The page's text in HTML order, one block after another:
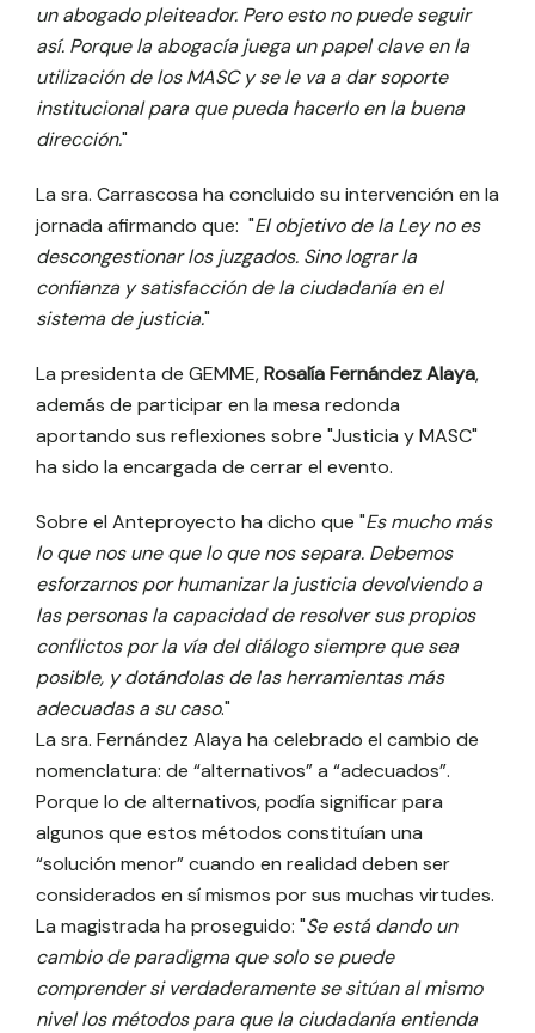
un abogado pleiteador. Pero esto no puede seguir
así. Porque la abogacía juega un papel clave en la
utilización de los MASC y se le va a dar soporte
institucional para que pueda hacerlo en la buena
dirección."
La sra. Carrascosa ha concluido su intervención en la
jornada afirmando que: "El objetivo de la Ley no es
descongestionar los juzgados. Sino lograr la
confianza y satisfacción de la ciudadanía en el
sistema de justicia."
La presidenta de GEMME,Rosalía Fernández Alaya,
además de participar en la mesa redonda
aportando sus reflexiones sobre "Justicia y MASC"
ha sido la encargada de cerrar el evento.
Sobre el Anteproyecto ha dicho que "Es mucho más
lo que nos une que lo que nos separa. Debemos
esforzarnos por humanizar la justicia devolviendo a
las personas la capacidad de resolver sus propios
conflictos por la vía del diálogo siempre que sea
posible, y dotándolas de las herramientas más
adecuadas a su caso."
La sra. Fernández Alaya ha celebrado el cambio de
nomenclatura: de “alternativos” a “adecuados”.
Porque lo de alternativos, podía significar para
algunos que estos métodos constituían una
“solución menor” cuando en realidad deben ser
considerados en sí mismos por sus muchas virtudes.
La magistrada ha proseguido: "Se está dando un
cambio de paradigma que solo se puede
comprender si verdaderamente se sitúan al mismo
nivel los métodos para que la ciudadanía entienda